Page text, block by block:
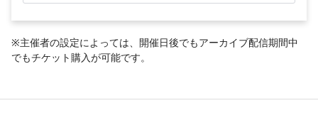
※主催者の設定によっては、開催日後でもアーカイブ配信期間中
でもチケット購入が可能です。